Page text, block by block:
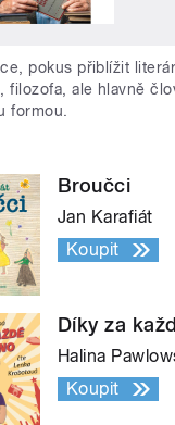
pokus přiblížit
filozofa, ale hlavně
formou.
Broučci
Jan Karafiát
Koupit
Díky za
Halina
Koupit